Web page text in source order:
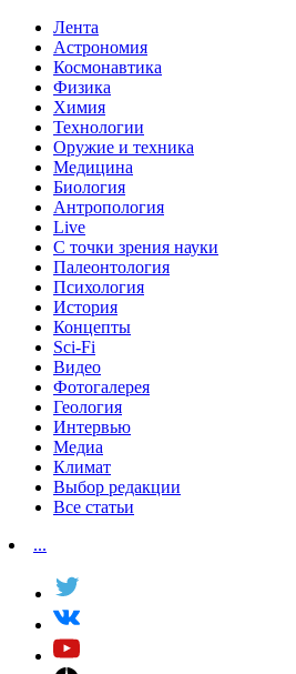
Лента
Астрономия
Космонавтика
Физика
Химия
Технологии
Оружие и техника
Медицина
Биология
Антропология
Live
С точки зрения науки
Палеонтология
Психология
История
Концепты
Sci-Fi
Видео
Фотогалерея
Геология
Интервью
Медиа
Климат
Выбор редакции
Все статьи
...